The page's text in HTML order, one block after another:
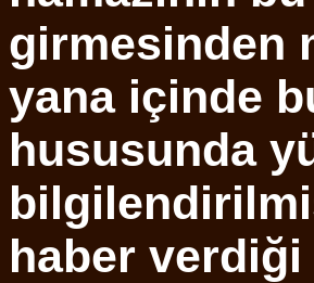
girmesinden
yana içinde
hususunda
haber